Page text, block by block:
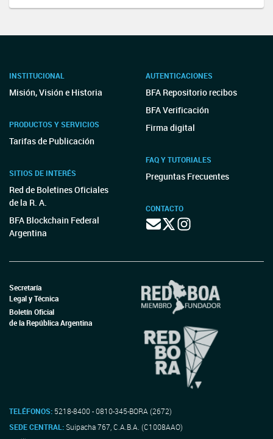
INSTITUCIONAL
Misión, Visión e Historia
PRODUCTOS Y SERVICIOS
Tarifas de Publicación
SITIOS DE INTERÉS
Red de Boletines Oficiales
de la R. A.
BFA Blockchain Federal
Argentina
AUTENTICACIONES
BFA Repositorio recibos
BFA Verificación
Firma digital
FAQ Y TUTORIALES
Preguntas Frecuentes
CONTACTO
Secretaría
Legal y Técnica
Boletín Oficial
de la República Argentina
TELÉFONOS: 5218-8400 - 0810-345-BORA (2672)
SEDE CENTRAL:Suipacha 767, C.A.B.A. (C1008AAO)